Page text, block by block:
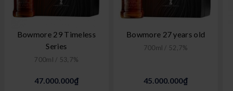
Bowmore 29 Timeless
Series
700ml / 53,7%
47.000.000₫
Bowmore 27 years old
700ml / 52,7%
45.000.000₫